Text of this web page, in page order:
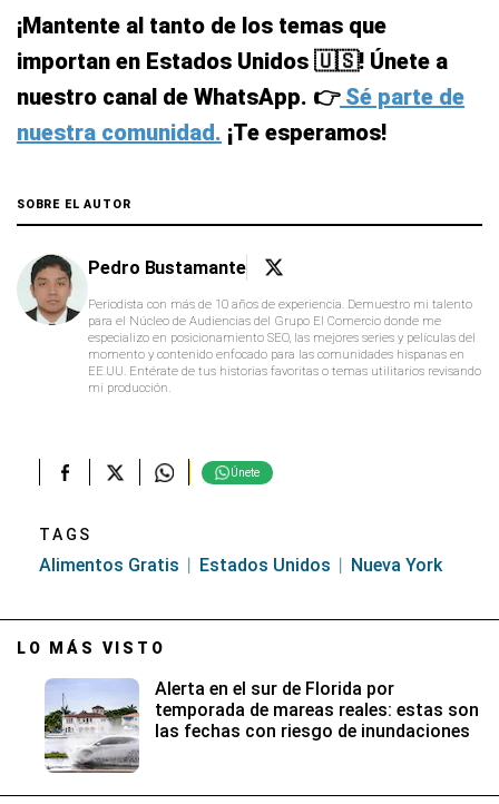
¡Mantente al tanto de los temas que
importan en Estados Unidos 🇺🇸! Únete a
nuestro canal de WhatsApp. 👉Sé parte de
nuestra comunidad. ¡Te esperamos!
SOBRE EL AUTOR
Pedro Bustamante
Periodista con más de 10 años de experiencia. Demuestro mi talento
para el Núcleo de Audiencias del Grupo El Comercio donde me
especializo en posicionamiento SEO, las mejores series y películas del
momento y contenido enfocado para las comunidades hispanas en
EE.UU. Entérate de tus historias favoritas o temas utilitarios revisando
mi producción.
Únete
TAGS
Alimentos Gratis Estados Unidos Nueva York
LO MÁS VISTO
Alerta en el sur de Florida por
temporada de mareas reales: estas son
las fechas con riesgo de inundaciones